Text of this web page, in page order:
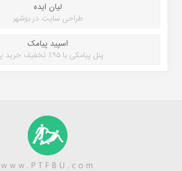
لیان ایده
طراحی سایت در بوشهر
اسپید پیامک
پنل پیامکی با ۹۵٪ تخفیف خرید پنل